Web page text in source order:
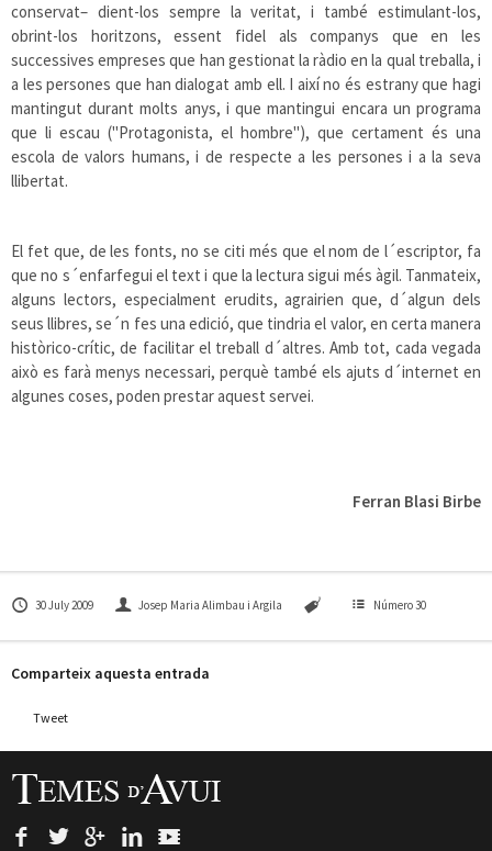
conservat– dient-los sempre la veritat, i també estimulant-los,
obrint-los horitzons, essent fidel als companys que en les
successives empreses que han gestionat la ràdio en la qual treballa, i
a les persones que han dialogat amb ell. I així no és estrany que hagi
mantingut durant molts anys, i que mantingui encara un programa
que li escau ("Protagonista, el hombre"), que certament és una
escola de valors humans, i de respecte a les persones i a la seva
llibertat.
El fet que, de les fonts, no se citi més que el nom de l´escriptor, fa
que no s´enfarfegui el text i que la lectura sigui més àgil. Tanmateix,
alguns lectors, especialment erudits, agrairien que, d´algun dels
seus llibres, se´n fes una edició, que tindria el valor, en certa manera
històrico-crític, de facilitar el treball d´altres. Amb tot, cada vegada
això es farà menys necessari, perquè també els ajuts d´internet en
algunes coses, poden prestar aquest servei.
Ferran Blasi Birbe
30 July 2009 Josep Maria Alimbau i Argila Número 30
Comparteix aquesta entrada
Tweet